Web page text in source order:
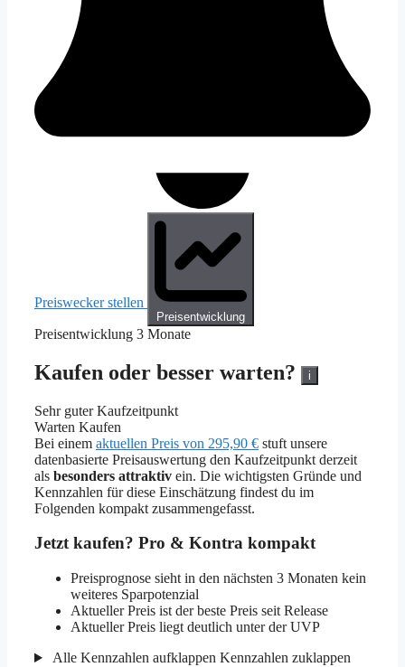
Preiswecker stellen
Preisentwicklung
Preisentwicklung 3 Monate
Kaufen oder besser warten? i
Sehr guter Kaufzeitpunkt
Warten Kaufen
Bei einem aktuellen Preis von 295,90 € stuft unsere
datenbasierte Preisauswertung den Kaufzeitpunkt derzeit
als besonders attraktiv ein. Die wichtigsten Gründe und
Kennzahlen für diese Einschätzung findest du im
Folgenden kompakt zusammengefasst.
Jetzt kaufen? Pro & Kontra kompakt
Preisprognose sieht in den nächsten 3 Monaten kein
weiteres Sparpotenzial
Aktueller Preis ist der beste Preis seit Release
Aktueller Preis liegt deutlich unter der UVP
Alle Kennzahlen aufklappen Kennzahlen zuklappen